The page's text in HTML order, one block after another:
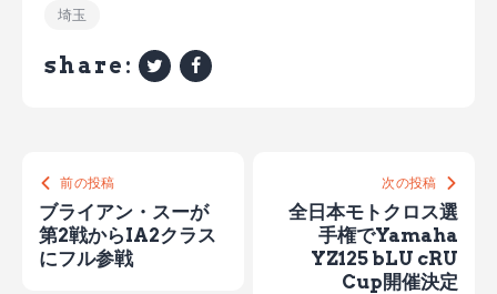
埼玉
share:
前の投稿
ブライアン・スーが
第2戦からIA2クラス
にフル参戦
次の投稿
全日本モトクロス選
手権でYamaha
YZ125 bLU cRU
Cup開催決定